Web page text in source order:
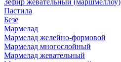
Зефир жевательный (маршмеллоу)
Пастила
Безе
Мармелад
Мармелад желейно-формовой
Мармелад многослойный
Мармелад жевательный